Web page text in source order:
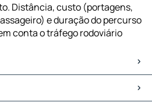
Distância, custo (portagens,
e duração do percurso
conta o tráfego rodoviário